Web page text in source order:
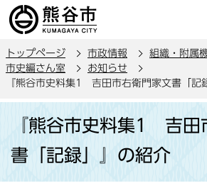
の
ー
トップページ 市政情報 組織・附属
市史編さん室
お知らせ
『熊谷市史料集1 吉田市右衛門家文書「記
か
『熊谷市史料集1 吉田
書「記録」』の紹介